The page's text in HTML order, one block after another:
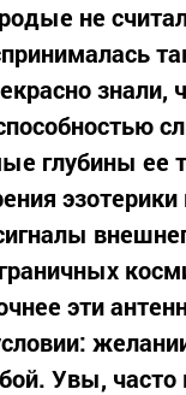
не
знали,
глубины ее
эти
Увы,